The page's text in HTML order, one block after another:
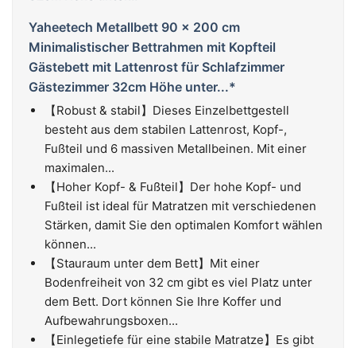
Yaheetech Metallbett 90 x 200 cm
Minimalistischer Bettrahmen mit Kopfteil
Gästebett mit Lattenrost für Schlafzimmer
Gästezimmer 32cm Höhe unter...*
【Robust & stabil】Dieses Einzelbettgestell
besteht aus dem stabilen Lattenrost, Kopf-,
Fußteil und 6 massiven Metallbeinen. Mit einer
maximalen...
【Hoher Kopf- & Fußteil】Der hohe Kopf- und
Fußteil ist ideal für Matratzen mit verschiedenen
Stärken, damit Sie den optimalen Komfort wählen
können...
【Stauraum unter dem Bett】Mit einer
Bodenfreiheit von 32 cm gibt es viel Platz unter
dem Bett. Dort können Sie Ihre Koffer und
Aufbewahrungsboxen...
【Einlegetiefe für eine stabile Matratze】Es gibt